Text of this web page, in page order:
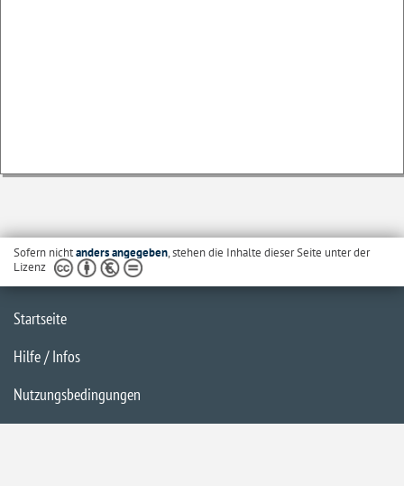
Sofern nichtanders angegeben, stehen die Inhalte dieser Seite unter der
Lizenz
Startseite
Hilfe / Infos
Nutzungsbedingungen